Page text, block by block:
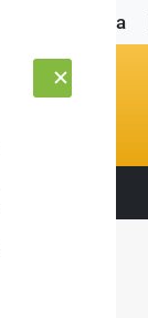
Naslovnica